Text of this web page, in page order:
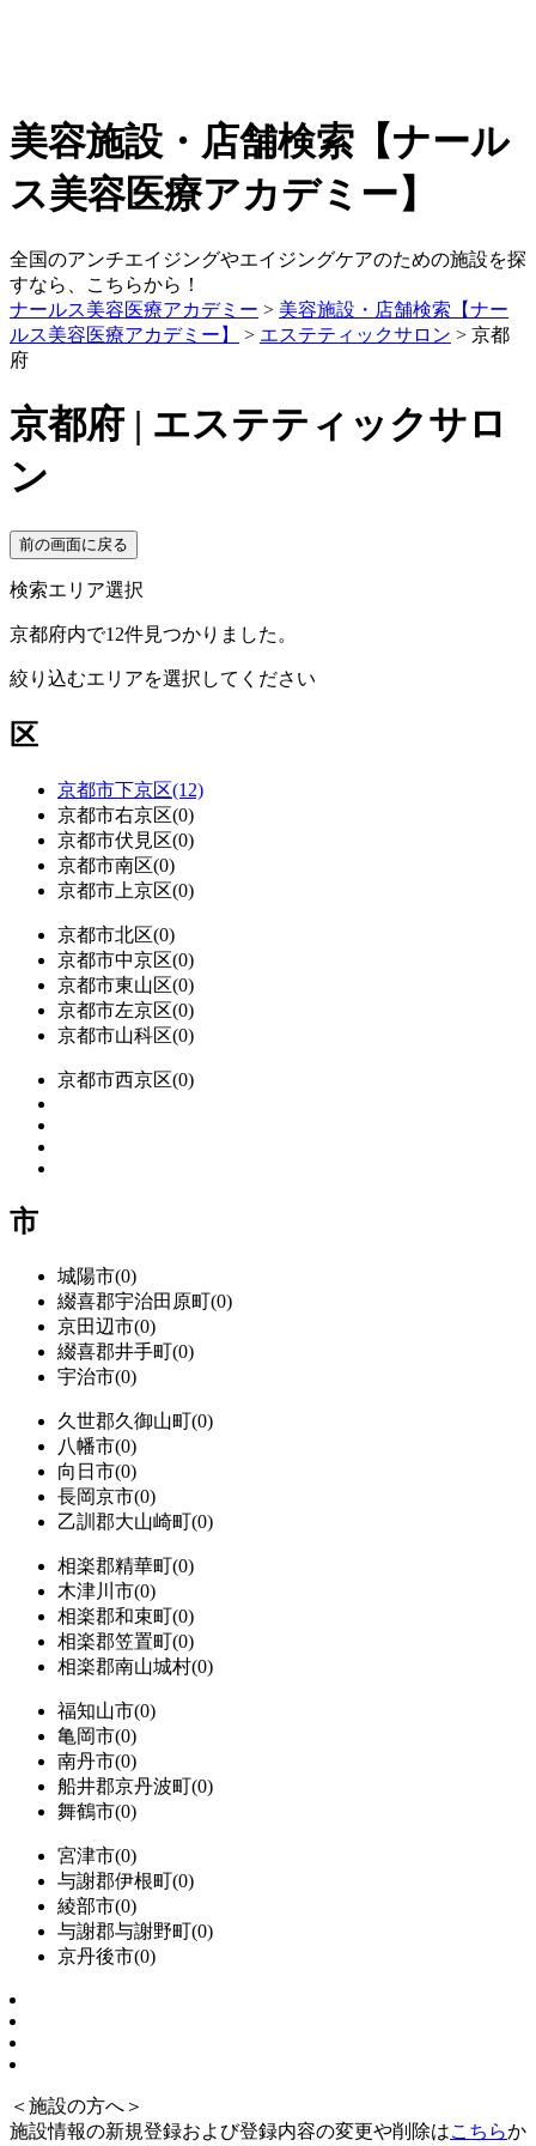
美容施設・店舗検索【ナール
ス美容医療アカデミー】
全国のアンチエイジングやエイジングケアのための施設を探
すなら、こちらから！
ナールス美容医療アカデミー > 美容施設・店舗検索【ナー
ルス美容医療アカデミー】
> エステティックサロン > 京都
府
京都府 | エステティックサロ
ン
検索エリア選択
京都府内で12件見つかりました。
絞り込むエリアを選択してください
区
京都市下京区(12)
京都市右京区(0)
京都市伏見区(0)
京都市南区(0)
京都市上京区(0)
京都市北区(0)
京都市中京区(0)
京都市東山区(0)
京都市左京区(0)
京都市山科区(0)
京都市西京区(0)
市
城陽市(0)
綴喜郡宇治田原町(0)
京田辺市(0)
綴喜郡井手町(0)
宇治市(0)
久世郡久御山町(0)
八幡市(0)
向日市(0)
長岡京市(0)
乙訓郡大山崎町(0)
相楽郡精華町(0)
木津川市(0)
相楽郡和束町(0)
相楽郡笠置町(0)
相楽郡南山城村(0)
福知山市(0)
亀岡市(0)
南丹市(0)
船井郡京丹波町(0)
舞鶴市(0)
宮津市(0)
与謝郡伊根町(0)
綾部市(0)
与謝郡与謝野町(0)
京丹後市(0)
＜施設の方へ＞
施設情報の新規登録および登録内容の変更や削除はこちらか